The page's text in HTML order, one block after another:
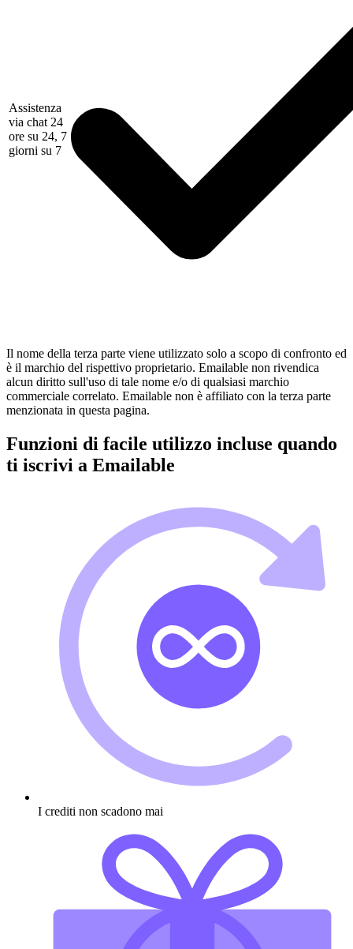
Assistenza
via chat 24
ore su 24, 7
giorni su 7
Il nome della terza parte viene utilizzato solo a scopo di confronto ed
è il marchio del rispettivo proprietario. Emailable non rivendica
alcun diritto sull'uso di tale nome e/o di qualsiasi marchio
commerciale correlato. Emailable non è affiliato con la terza parte
menzionata in questa pagina.
Funzioni di facile utilizzo incluse quando
ti iscrivi a Emailable
I crediti non scadono mai